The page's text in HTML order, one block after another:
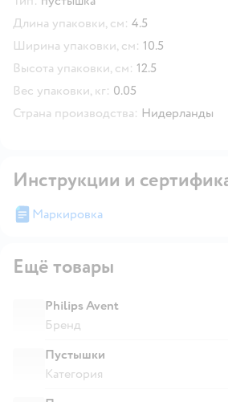
Длина упаковки, см: 4.5
Ширина упаковки, см: 10.5
Высота упаковки, см: 12.5
Вес упаковки, кг: 0.05
Страна производства: Нидерланды
Инструкции и
Маркировка
Ещё товары
Philips Avent
Бренд
Пустышки
Категория